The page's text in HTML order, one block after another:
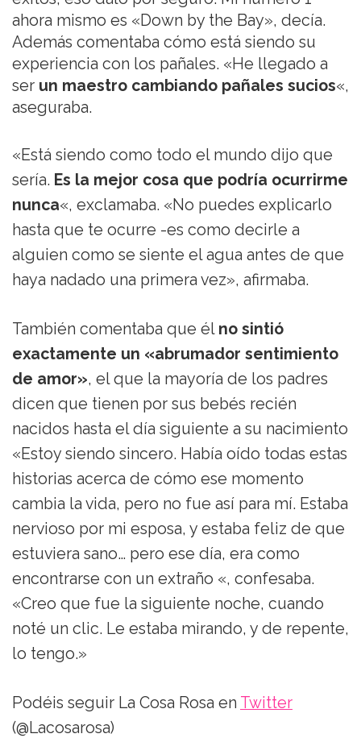
ahora mismo es «Down by the Bay», decía.
Además comentaba cómo está siendo su
experiencia con los pañales. «He llegado a
ser un maestro cambiando pañales sucios«,
aseguraba.
«Está siendo como todo el mundo dijo que
sería. Es la mejor cosa que podría ocurrirme
nunca«, exclamaba. «No puedes explicarlo
hasta que te ocurre -es como decirle a
alguien como se siente el agua antes de que
haya nadado una primera vez», afirmaba.
También comentaba que él no sintió
exactamente un «abrumador sentimiento
de amor», el que la mayoría de los padres
dicen que tienen por sus bebés recién
nacidos hasta el día siguiente a su nacimiento
«Estoy siendo sincero. Había oído todas estas
historias acerca de cómo ese momento
cambia la vida, pero no fue así para mí. Estaba
nervioso por mi esposa, y estaba feliz de que
estuviera sano… pero ese día, era como
encontrarse con un extraño «, confesaba.
«Creo que fue la siguiente noche, cuando
noté un clic. Le estaba mirando, y de repente,
lo tengo.»
Podéis seguir La Cosa Rosa en Twitter
(@Lacosarosa)